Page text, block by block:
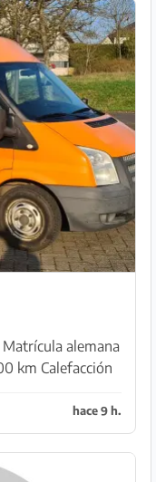
km Calefacción
hace 9 h.